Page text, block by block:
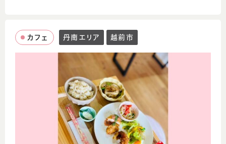
カフェ 丹南エリア 越前市